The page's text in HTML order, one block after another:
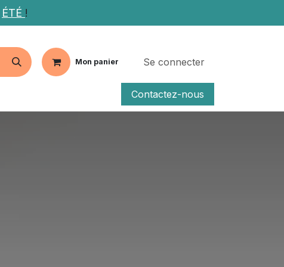
ÉTÉ !
Mon panier Se connecter
Contactez-nous